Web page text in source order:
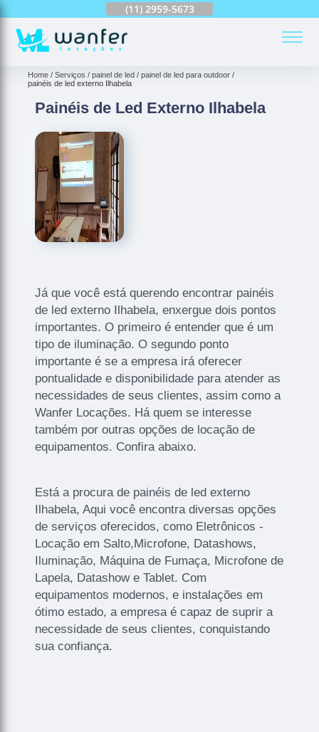
(11) 2959-5673
Home Serviços painel de led
painel de led para outdoor
painéis de led externo Ilhabela
Painéis de Led Externo Ilhabela
Já que você está querendo encontrar painéis
de led externo Ilhabela, enxergue dois pontos
importantes. O primeiro é entender que é um
tipo de iluminação. O segundo ponto
importante é se a empresa irá oferecer
pontualidade e disponibilidade para atender as
necessidades de seus clientes, assim como a
Wanfer Locações. Há quem se interesse
também por outras opções de locação de
equipamentos. Confira abaixo.
Está a procura de painéis de led externo
Ilhabela, Aqui você encontra diversas opções
de serviços oferecidos, como Eletrônicos -
Locação em Salto,Microfone, Datashows,
Iluminação, Máquina de Fumaça, Microfone de
Lapela, Datashow e Tablet. Com
equipamentos modernos, e instalações em
ótimo estado, a empresa é capaz de suprir a
necessidade de seus clientes, conquistando
sua confiança.